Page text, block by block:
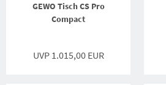
GEWO Tisch CS Pro
Compact
UVP 1.015,00 EUR